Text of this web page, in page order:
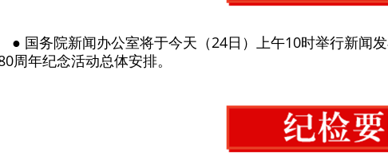
● 国务院新闻办公室将于今天（24日）上午10时举行新闻
周年纪念活动总体安排。